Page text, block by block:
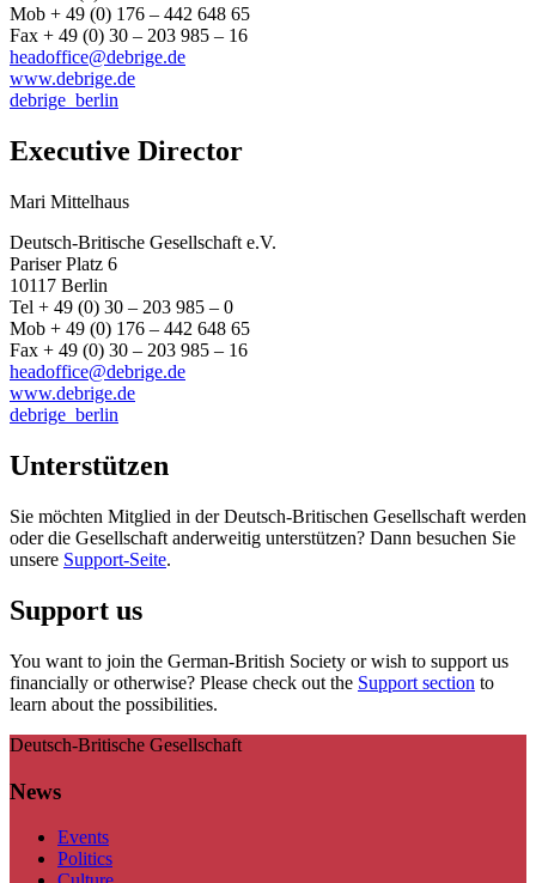
Mob + 49 (0) 176 – 442 648 65
Fax + 49 (0) 30 – 203 985 – 16
headoffice@debrige.de
www.debrige.de
debrige_berlin
Executive Director
Mari Mittelhaus
Deutsch-Britische Gesellschaft e.V.
Pariser Platz 6
10117 Berlin
Tel + 49 (0) 30 – 203 985 – 0
Mob + 49 (0) 176 – 442 648 65
Fax + 49 (0) 30 – 203 985 – 16
headoffice@debrige.de
www.debrige.de
debrige_berlin
Unterstützen
Sie möchten Mitglied in der Deutsch-Britischen Gesellschaft werden
oder die Gesellschaft anderweitig unterstützen? Dann besuchen Sie
unsere Support-Seite.
Support us
You want to join the German-British Society or wish to support us
financially or otherwise? Please check out the Support section to
learn about the possibilities.
Deutsch-Britische Gesellschaft
News
Events
Politics